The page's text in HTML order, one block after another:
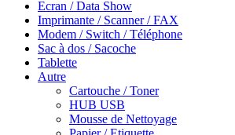
Ecran / Data Show
Imprimante / Scanner / FAX
Modem / Switch / Téléphone
Sac à dos / Sacoche
Tablette
Autre
Cartouche / Toner
HUB USB
Mousse de Nettoyage